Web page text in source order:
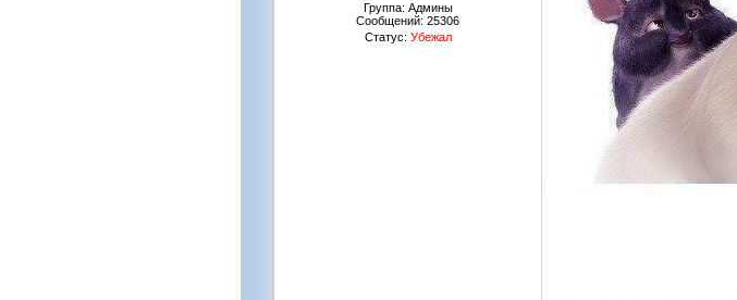
Группа: Админы
Сообщений: 25306
Статус: Убежал